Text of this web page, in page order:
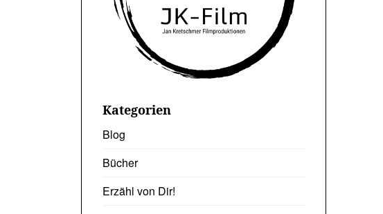
Kategorien
Blog
Bücher
Erzähl von Dir!